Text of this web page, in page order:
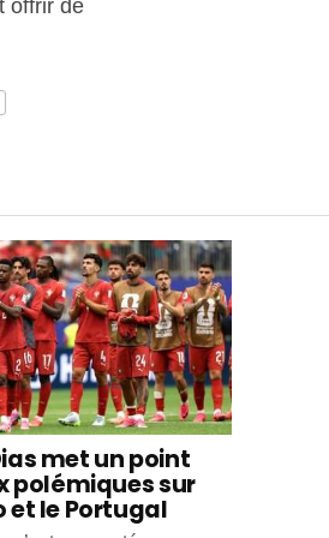
met un point
polémiques sur
et le Portugal